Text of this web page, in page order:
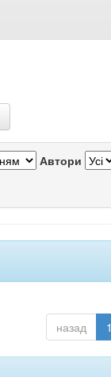
Автори
назад 1